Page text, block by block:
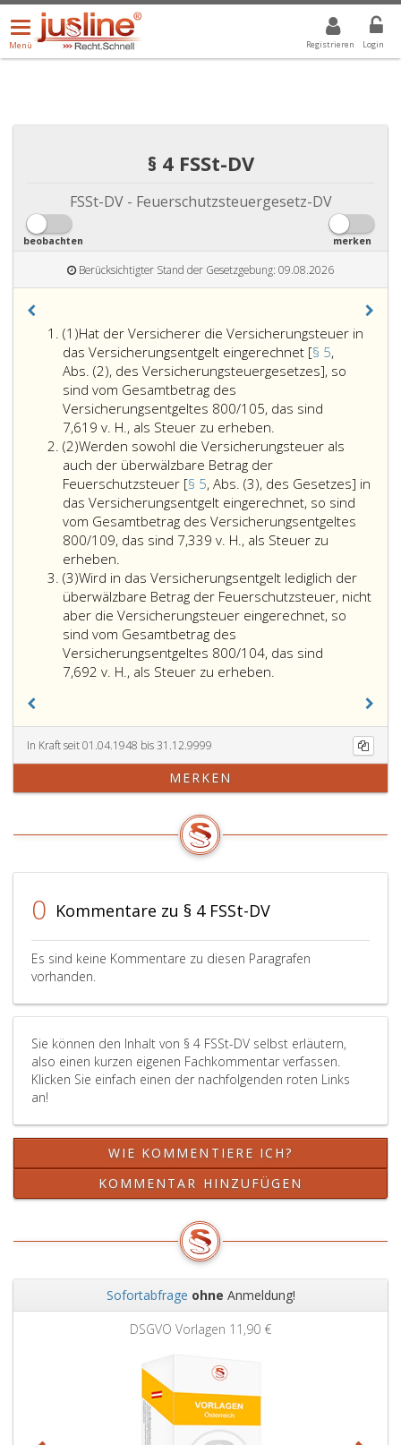
Registrieren Login
Menü
öffnen/schließen
Menü
ALLE DROPDOWN: GEWÄHLTER WERT IST ALLE
§ 4 FSSt-DV
FSSt-DV - Feuerschutzsteuergesetz-DV
beobachten merken
Berücksichtigter Stand der Gesetzgebung: 09.08.2026
(1)Absatz
eins
Hat der Versicherer die Versicherungsteuer in
das Versicherungsentgelt eingerechnet [§ 5,
Abs. (2), des Versicherungsteuergesetzes], so
sind vom Gesamtbetrag des
Versicherungsentgeltes 800/105, das sind
7,619 v. H., als Steuer zu erheben.
(2)Absatz
2
Werden sowohl die Versicherungsteuer als
auch der überwälzbare Betrag der
Feuerschutzsteuer [§ 5, Abs. (3), des Gesetzes] in
das Versicherungsentgelt eingerechnet, so sind
vom Gesamtbetrag des Versicherungsentgeltes
800/109, das sind 7,339 v. H., als Steuer zu
erheben.
(3)Absatz
3
Wird in das Versicherungsentgelt lediglich der
überwälzbare Betrag der Feuerschutzsteuer, nicht
aber die Versicherungsteuer eingerechnet, so
sind vom Gesamtbetrag des
Versicherungsentgeltes 800/104, das sind
7,692 v. H., als Steuer zu erheben.
In Kraft seit 01.04.1948 bis 31.12.9999
MERKEN
0 Kommentare zu § 4 FSSt-DV
Es sind keine Kommentare zu diesen Paragrafen
vorhanden.
Sie können den Inhalt von § 4 FSSt-DV selbst erläutern,
also einen kurzen eigenen Fachkommentar verfassen.
Klicken Sie einfach einen der nachfolgenden roten Links
an!
WIE KOMMENTIERE ICH?
KOMMENTAR HINZUFÜGEN
Sofortabfrage ohne Anmeldung!
DSGVO Vorlagen 11,90 €